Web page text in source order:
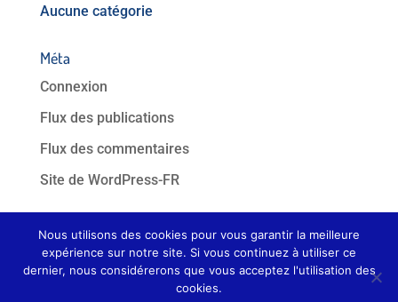
Aucune catégorie
Méta
Connexion
Flux des publications
Flux des commentaires
Site de WordPress-FR
FP Clim © 2017 |Mentions Légales| Tous droits
réservés | Réalisé parAgence Web Les 2
Nous utilisons des cookies pour vous garantir la meilleure
expérience sur notre site. Si vous continuez à utiliser ce
dernier, nous considérerons que vous acceptez l'utilisation des
cookies.